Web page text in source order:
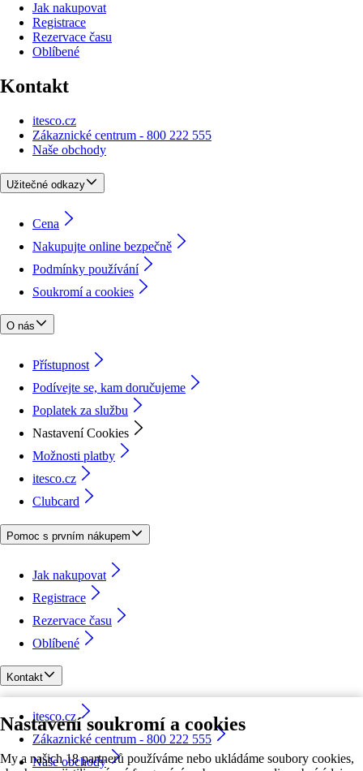
Nastavení soukromí a cookies
My a našich 18 partnerů používáme nebo ukládáme soubory cookies,
Jak nakupovat
Registrace
Rezervace času
Oblíbené
Kontakt
itesco.cz
Zákaznické centrum - 800 222 555
Naše obchody
Užitečné odkazy
Cena
Nakupujte online bezpečně
Podmínky používání
Soukromí a cookies
O nás
Přístupnost
Podívejte se, kam doručujeme
Poplatek za službu
Nastavení Cookies
Možnosti platby
itesco.cz
Clubcard
Pomoc s prvním nákupem
Jak nakupovat
Registrace
Rezervace času
Oblíbené
Kontakt
itesco.cz
Zákaznické centrum - 800 222 555
Naše obchody